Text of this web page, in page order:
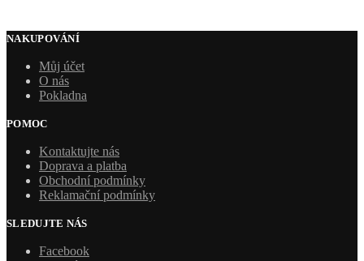
NAKUPOVÁNÍ
Můj účet
O nás
Pokladna
POMOC
Kontaktujte nás
Doprava a platba
Obchodní podmínky
Reklamační podmínky
SLEDUJTE NÁS
Facebook